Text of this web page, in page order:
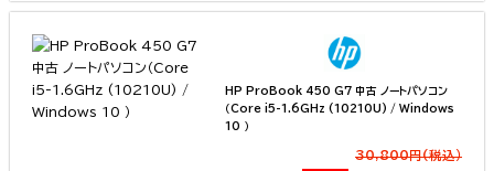
HP ProBook 450 G7 中古 ノートパソコン
（Core i5-1.6GHz (10210U) / Windows
10 ）
30,800円(税込）